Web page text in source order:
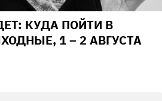
КУДА ПОЙТИ В
1 – 2 АВГУСТА